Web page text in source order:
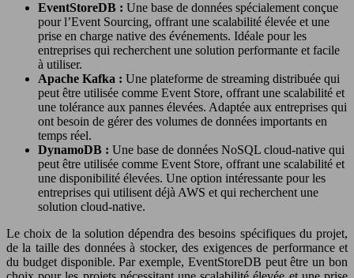
EventStoreDB : Une base de données spécialement conçue
pour l’Event Sourcing, offrant une scalabilité élevée et une
prise en charge native des événements. Idéale pour les
entreprises qui recherchent une solution performante et facile
à utiliser.
Apache Kafka : Une plateforme de streaming distribuée qui
peut être utilisée comme Event Store, offrant une scalabilité et
une tolérance aux pannes élevées. Adaptée aux entreprises qui
ont besoin de gérer des volumes de données importants en
temps réel.
DynamoDB : Une base de données NoSQL cloud-native qui
peut être utilisée comme Event Store, offrant une scalabilité et
une disponibilité élevées. Une option intéressante pour les
entreprises qui utilisent déjà AWS et qui recherchent une
solution cloud-native.
Le choix de la solution dépendra des besoins spécifiques du projet,
de la taille des données à stocker, des exigences de performance et
du budget disponible. Par exemple, EventStoreDB peut être un bon